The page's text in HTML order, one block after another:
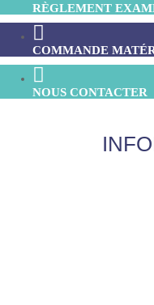
RÈGLEMENT
COMMANDE
NOUS CONTACTER